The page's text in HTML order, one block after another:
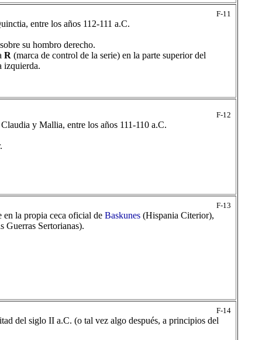
F-11
entre los años 112-111 a.C.
su hombro derecho.
R (marca de control de la serie) en la parte superior del
izquierda.
F-12
y Mallia, entre los años 111-110 a.C.
F-13
en la propia ceca oficial de Baskunes(Hispania Citerior),
Guerras Sertorianas).
F-14
del siglo II a.C. (o tal vez algo después, a principios del